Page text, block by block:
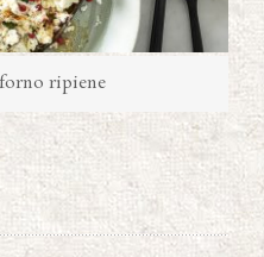
ripiene